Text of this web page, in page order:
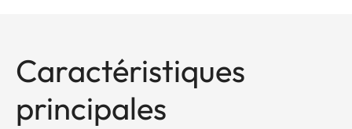
Caractéristiques
principales